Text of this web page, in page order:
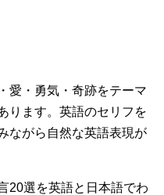
愛・勇気・奇跡をテーマ
ります。英語のセリフを
ながら自然な英語表現が
20選を英語と日本語でわ